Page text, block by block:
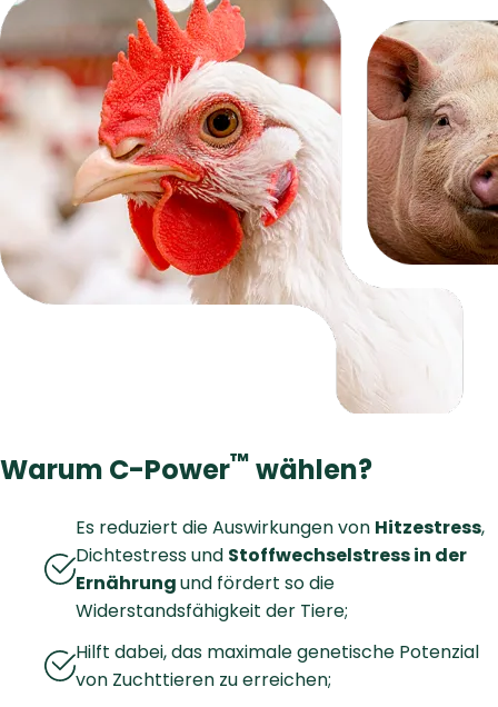
Warum C-Power™ wählen?
Es reduziert die Auswirkungen von Hitzestress,
Dichtestress und Stoffwechselstress in der
Ernährungund fördert so die
Widerstandsfähigkeit der Tiere;
Hilft dabei, das maximale genetische Potenzial
von Zuchttieren zu erreichen;